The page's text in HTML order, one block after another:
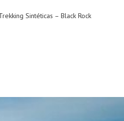
Sintéticas – Black Rock